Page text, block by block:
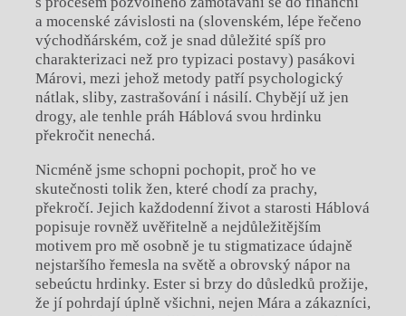
a mocenské závislosti na (slovenském, lépe řečeno
východňárském, což je snad důležité spíš pro
charakterizaci než pro typizaci postavy) pasákovi
Márovi, mezi jehož metody patří psychologický
nátlak, sliby, zastrašování i násilí. Chybějí už jen
drogy, ale tenhle práh Háblová svou hrdinku
překročit nenechá.
Nicméně jsme schopni pochopit, proč ho ve
skutečnosti tolik žen, které chodí za prachy,
překročí. Jejich každodenní život a starosti Háblová
popisuje rovněž uvěřitelně a nejdůležitějším
motivem pro mě osobně je tu stigmatizace údajně
nejstaršího řemesla na světě a obrovský nápor na
sebeúctu hrdinky. Ester si brzy do důsledků prožije,
že jí pohrdají úplně všichni, nejen Mára a zákazníci,